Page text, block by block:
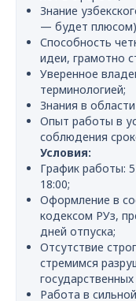
Знание
— будет
Способность
идеи, грамотно
Уверенное
терминологией;
Знания в
Опыт работы в
соблюдения
Условия:
График работы:
18:00;
Оформление в
кодексом РУз,
дней отпуска;
Отсутствие
стремимся
Работа в